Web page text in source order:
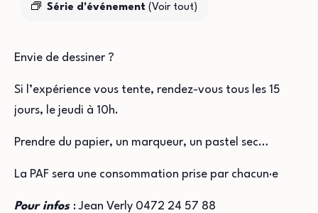
Série d'événement (Voir tout)
Envie de dessiner ?
Si l’expérience vous tente, rendez-vous tous les 15
jours, le jeudi à 10h.
Prendre du papier, un marqueur, un pastel sec…
La PAF sera une consommation prise par chacun·e
Pour infos : Jean Verly 0472 24 57 88